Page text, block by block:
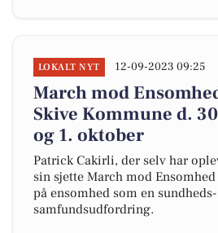
LOKALT NYT 12-09-2023 09:25
March mod
Skive Kommune d.
og 1. oktober
Patrick Cakirli, der selv har
sin sjette March mod
på ensomhed som en
samfundsudfordring.